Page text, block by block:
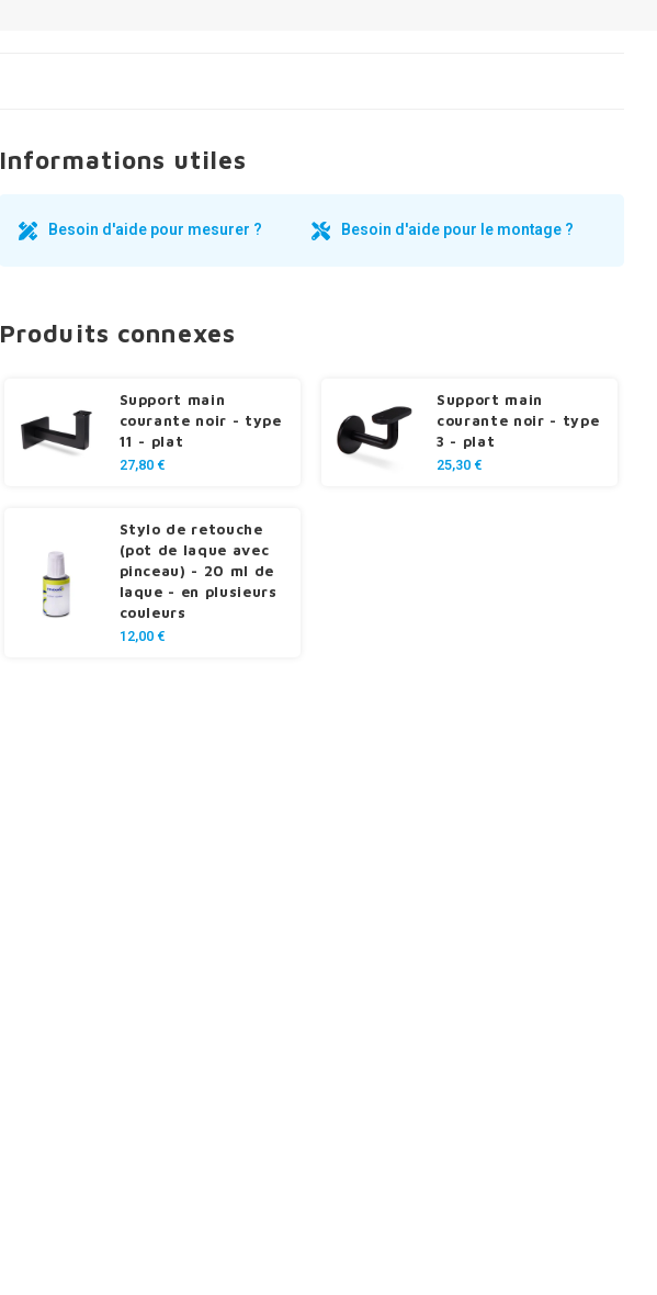
Informations utiles
Besoin d'aide pour mesurer ? Besoin d'aide pour le montage ?
Produits connexes
Support main
courante noir - type
11 - plat
27,80 €
Support main
courante noir - type
3 - plat
25,30 €
Stylo de retouche
(pot de laque avec
pinceau) - 20 ml de
laque - en plusieurs
couleurs
12,00 €